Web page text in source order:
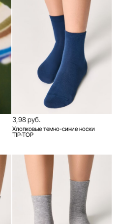
3,98 руб.
Хлопковые темно-синие носки
TIP-TOP